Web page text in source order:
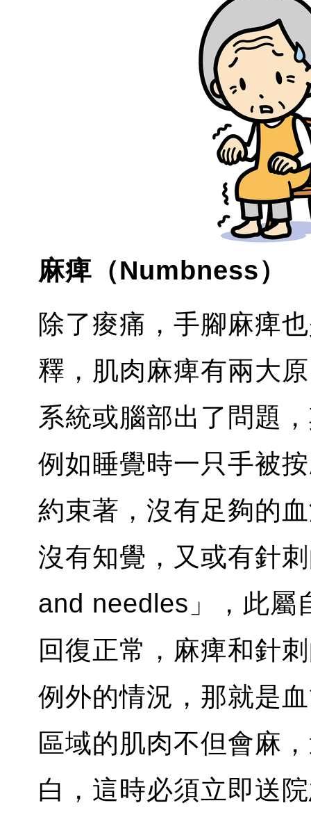
麻痺（Numbness）
除了痠痛，手腳麻痺
釋，肌肉麻痺有兩大
系統或腦部出了問題
例如睡覺時一只手被
約束著，沒有足夠的
沒有知覺，又或有針
and needles」，此屬
回復正常，麻痺和針
例外的情況，那就是
區域的肌肉不但會麻
白，這時必須立即送